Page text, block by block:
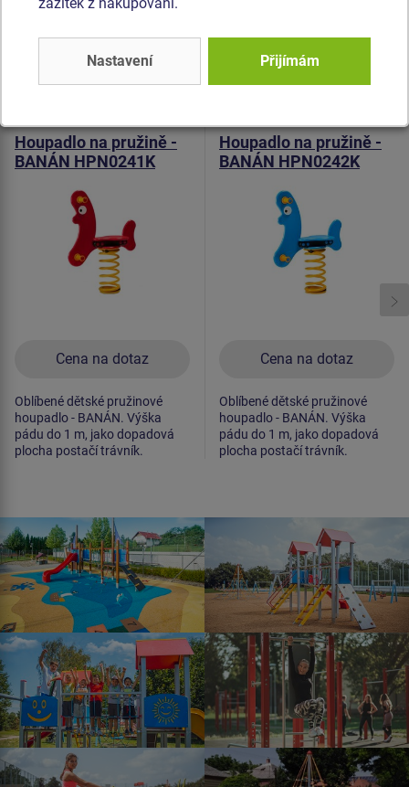
pozinkovaný nebo nerezový.
Podobné zboží
Houpadlo na pružině -
BANÁN HPN0241K
Cena na dotaz
Oblíbené dětské pružinové
houpadlo - BANÁN. Výška
pádu do 1 m, jako dopadová
plocha postačí trávník.
Houpadlo na pružině -
BANÁN HPN0242K
Cena na dotaz
Oblíbené dětské pružinové
houpadlo - BANÁN. Výška
pádu do 1 m, jako dopadová
plocha postačí trávník.
Nastavení Přijímám